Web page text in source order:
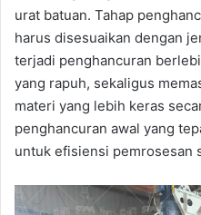
urat batuan. Tahap
harus disesuaikan dengan
terjadi penghancuran
yang rapuh, sekaligus
materi yang lebih keras
penghancuran awal yang
untuk efisiensi pemrosesan